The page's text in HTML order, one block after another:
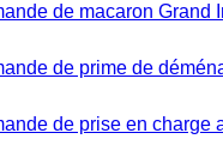
de macaron Grand
de prime de
de prise en charge